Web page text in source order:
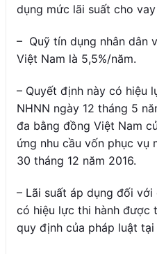
dụng mức lãi suất cho
– Quỹ tín dụng nhân dân
Việt Nam là 5,5%/năm.
– Quyết định này có hiệu
NHNN ngày 12 tháng 5
đa bằng đồng Việt Nam
ứng nhu cầu vốn phục vụ
30 tháng 12 năm 2016.
– Lãi suất áp dụng đối
có hiệu lực thi hành được
quy định của pháp luật